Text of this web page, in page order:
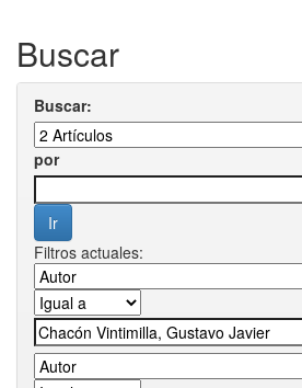
Buscar
Buscar:
por
Filtros actuales: